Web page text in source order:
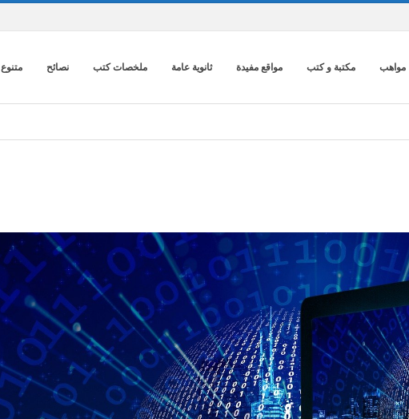
مواهب مكتبة و كتب مواقع مفيدة ثانوية عامة ملخصات كتب نصائح متنوع